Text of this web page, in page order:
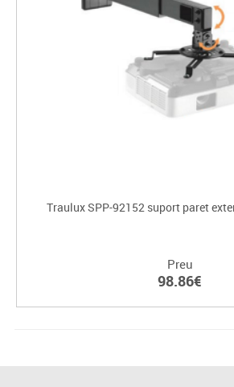
Traulux SPP-92152 suport paret
Preu
98.86€